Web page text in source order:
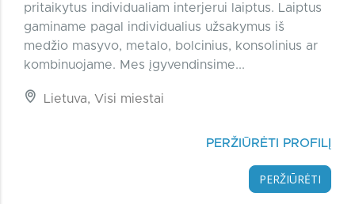
pritaikytus individualiam interjerui laiptus. Laiptus
gaminame pagal individualius užsakymus iš
medžio masyvo, metalo, bolcinius, konsolinius ar
kombinuojame. Mes įgyvendinsime...
Lietuva, Visi miestai
PERŽIŪRĖTI PROFILĮ
PERŽIŪRĖTI